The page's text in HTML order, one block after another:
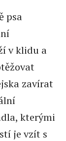
psa
v klidu a
zavírat
kterými
je vzít s